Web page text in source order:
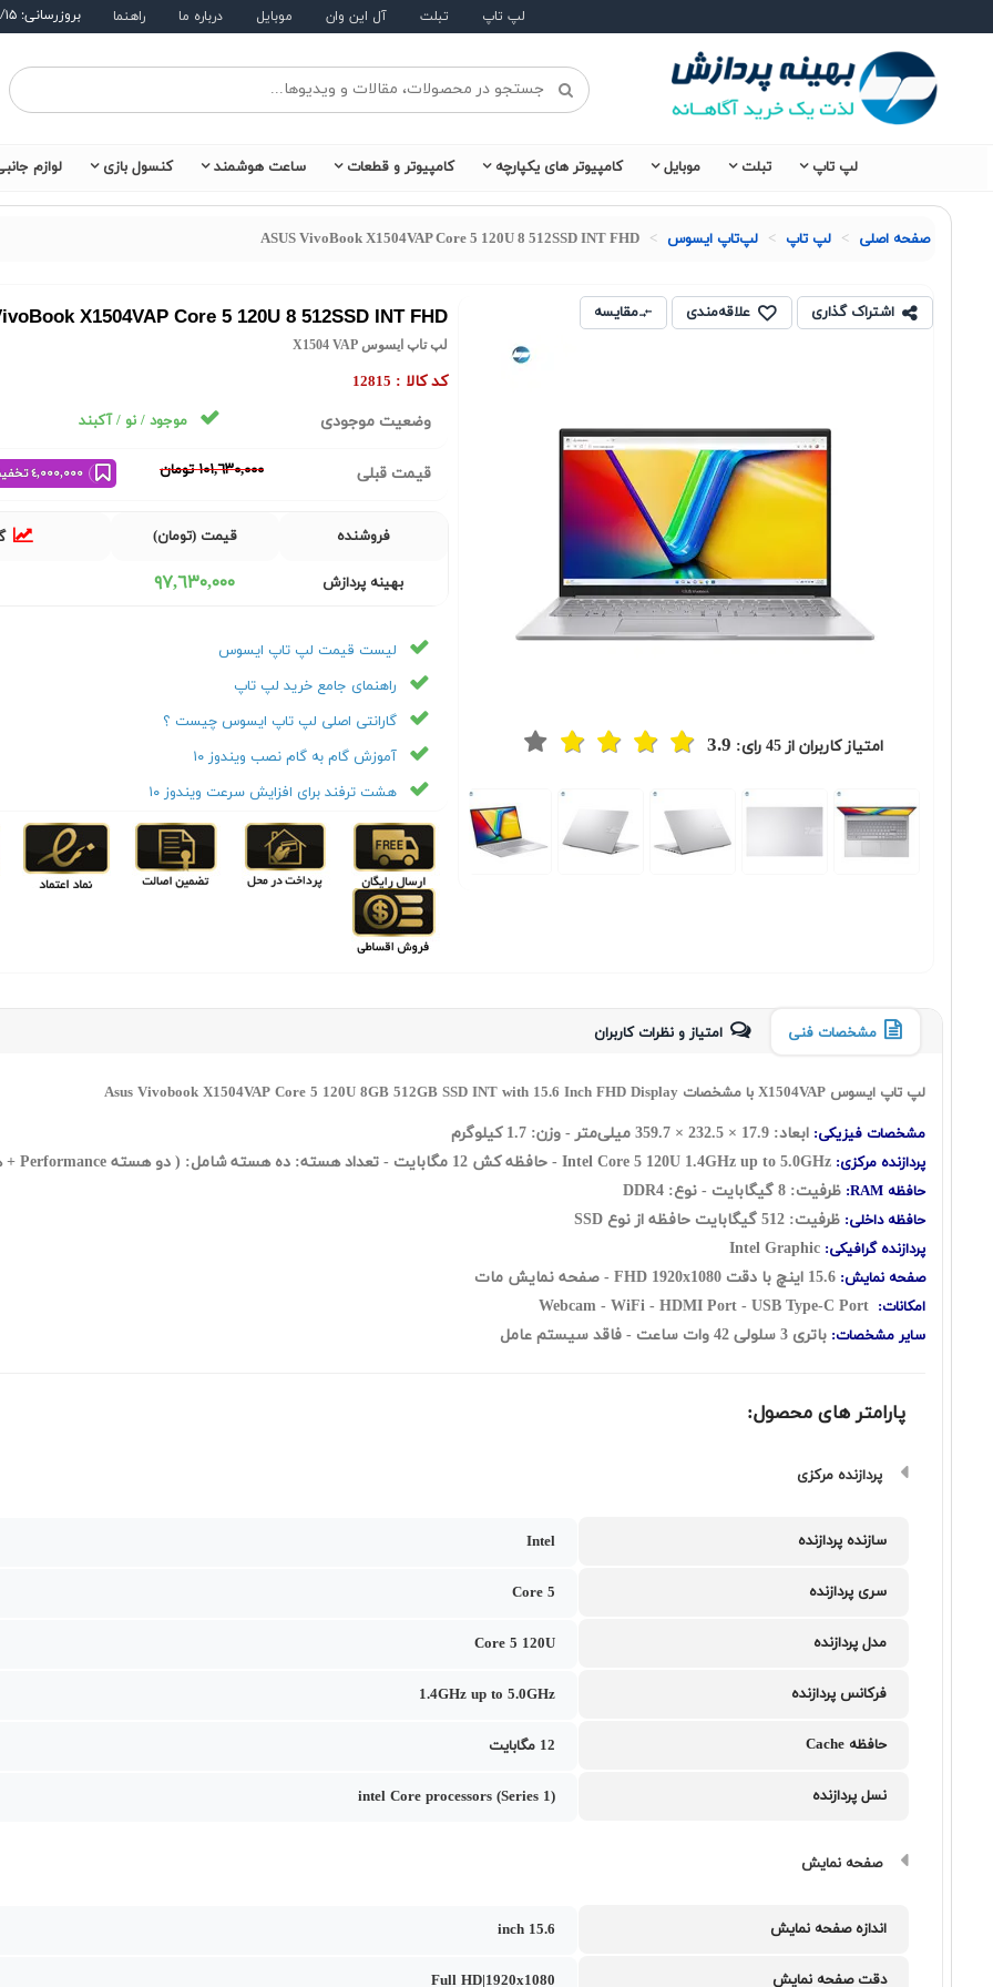
لپ تاپ تبلت آل این وان موبایل درباره ما راهنما بروزرسانی: ۱۴۰۵/۵/۱۵
لپ تاپ تبلت موبایل کامپیوتر های یکپارچه کامپیوتر و قطعات ساعت هوشمند کنسول بازی لوازم
صفحه اصلی لپ تاپ لپ‌تاپ ایسوس ASUS VivoBook X1504VAP Core 5 120U 8 512SSD INT FHD
اشتراک گذاری علاقه‌مندی مقایسه
امتیاز کاربران از45رای: 3.9
Previous
Next
X1504VAP Core 5 120U 8 512SSD INT FHD
لپ تاپ ایسوس X1504 VAP
کد کالا : 12815
وضعیت موجودی موجود / نو / آکبند
قیمت قبلی ١٠١,٦٣٠,٠٠٠ تومان ٤,٠٠٠,٠٠٠ تخفیف خرید نقدی
فروشنده قیمت (تومان)
بهینه پردازش ٩٧,٦٣٠,٠٠٠
لیست قیمت لپ تاپ ایسوس
راهنمای جامع خرید لپ تاپ
گارانتی اصلی لپ تاپ ایسوس چیست ؟
آموزش گام به گام نصب ویندوز ۱۰
هشت ترفند برای افزایش سرعت ویندوز ۱۰
مشخصات فنی امتیاز و نظرات کاربران
لپ تاپ ایسوس X1504VAP با مشخصات Asus Vivobook X1504VAP Core 5 120U 8GB 512GB SSD INT with 15.6 Inch FHD Display
مشخصات فیزیکی: ابعاد: 17.9
×
232.5
×
359.7میلی‌متر - وزن: 1.7 کیلوگرم
پردازنده مرکزی:
حافظه RAM: ظرفیت: 8 گيگابايت - نوع: DDR4
حافظه داخلی: ظرفیت: 512 گیگابایت حافظه از نوع SSD
پردازنده گرافیکی:
صفحه نمایش:
امکانات:
سایر مشخصات: باتری 3 سلولی 42 وات ساعت - فاقد سیستم عامل
پارامتر های محصول:
پردازنده مرکزی
سازنده پردازنده Intel
سری پردازنده Core 5
مدل پردازنده Core 5 120U
فرکانس پردازنده 1.4GHz up to 5.0GHz
حافظه Cache 12 مگابایت
نسل پردازنده intel Core processors (Series 1)
صفحه نمایش
اندازه صفحه نمایش 15.6 inch
دقت صفحه نمایش Full HD|1920x1080